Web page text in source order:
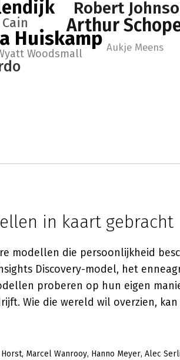
Huiskamp
Arthur
Robert
Woodsmall Aukje Meens
in kaart gebracht
modellen die persoonlijkheid
Discovery-model, het
proberen op hun eigen
Wie die wereld wil overzien,
Marcel Wanrooy Hanno Meyer Alec